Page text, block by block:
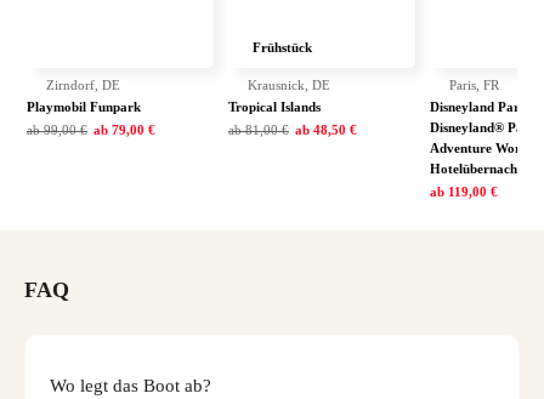
Zirndorf, DE
Playmobil Funpark
ab 99,00 € ab 79,00 €
Frühstück
Krausnick, DE
Tropical Islands
ab 81,00 € ab 48,50 €
Paris, FR
Disneyland Paris:
Disneyland® Park
Adventure World
Hotelübernachtung
ab 119,00 €
FAQ
Wo legt das Boot ab?